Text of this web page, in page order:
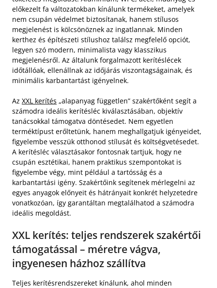
előkezelt fa változatokban kínálunk termékeket, amelyek
nem csupán védelmet biztosítanak, hanem stílusos
megjelenést is kölcsönöznek az ingatlannak. Minden
kerthez és építészeti stílushoz találsz megfelelő opciót,
legyen szó modern, minimalista vagy klasszikus
megjelenésről. Az általunk forgalmazott kerítéslécek
időtállóak, ellenállnak az időjárás viszontagságainak, és
minimális karbantartást igényelnek.
Az XXL kerítés „alapanyag független” szakértőként segít a
számodra ideális kerítésléc kiválasztásában, objektív
tanácsokkal támogatva döntésedet. Nem egyetlen
terméktípust erőltetünk, hanem meghallgatjuk igényeidet,
figyelembe vesszük otthonod stílusát és költségvetésedet.
A kerítésléc választásakor fontosnak tartjuk, hogy ne
csupán esztétikai, hanem praktikus szempontokat is
figyelembe végy, mint például a tartósság és a
karbantartási igény. Szakértőink segítenek mérlegelni az
egyes anyagok előnyeit és hátrányait konkrét helyzetedre
vonatkozóan, így garantáltan megtalálhatod a számodra
ideális megoldást.
XXL kerítés: teljes rendszerek szakértői
támogatással – méretre vágva,
ingyenesen házhoz szállítva
Teljes kerítésrendszereket kínálunk, ahol minden